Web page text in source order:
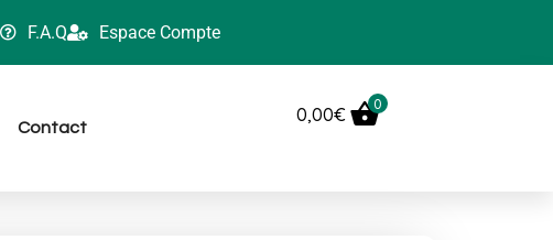
F.A.Q Espace Compte
Contact
0,00€ 0